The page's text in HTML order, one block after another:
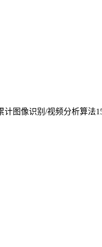
图像识别/视频分析算法